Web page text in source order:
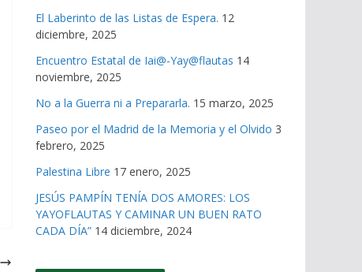
El Laberinto de las Listas de Espera. 12
diciembre, 2025
Encuentro Estatal de Iai@-Yay@flautas 14
noviembre, 2025
No a la Guerra ni a Prepararla. 15 marzo, 2025
Paseo por el Madrid de la Memoria y el Olvido 3
febrero, 2025
Palestina Libre 17 enero, 2025
JESÚS PAMPÍN TENÍA DOS AMORES: LOS
YAYOFLAUTAS Y CAMINAR UN BUEN RATO
CADA DÍA” 14 diciembre, 2024